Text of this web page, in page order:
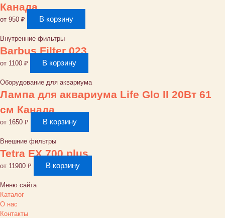
Канада
от 950 ₽ В корзину
Внутренние фильтры
Barbus Filter 023
от 1100 ₽ В корзину
Оборудование для аквариума
Лампа для аквариума Life Glo II 20Вт 61
см Канада
от 1650 ₽ В корзину
Внешние фильтры
Tetra EX 700 plus
от 11900 ₽ В корзину
Меню сайта
Каталог
О нас
Контакты